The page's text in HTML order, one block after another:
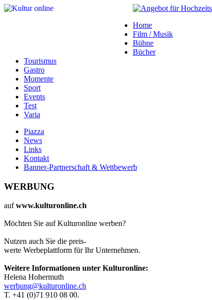
Home
Film / Musik
Bühne
Bücher
Tourismus
Gastro
Momente
Sport
Events
Test
Varia
Piazza
News
Links
Kontakt
Banner-Partnerschaft & Wettbewerb
WERBUNG
aufwww.kulturonline.ch
Möchten Sie auf Kulturonline werben?
Nutzen auch Sie die preis-
werte Werbeplattform für Ihr Unternehmen.
Weitere Informationen unter Kulturonline:
Helena Hohermuth
werbung@kulturonline.ch
T. +41 (0)71 910 08 00.